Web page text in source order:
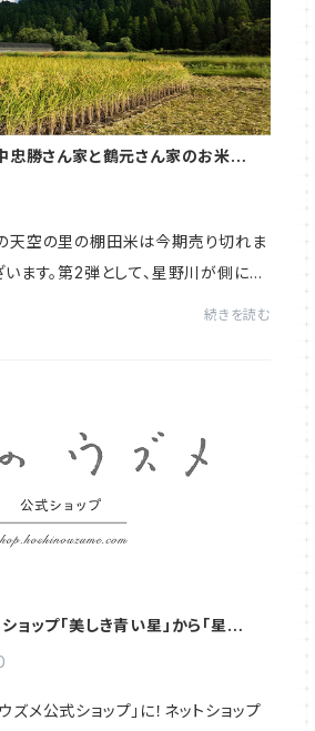
忠勝さん家と鶴元さん家のお米が登
天空の里の棚田米は今期売り切れま
います。第2弾として、星野川が側に流
続きを読む
ョップ「美しき青い星」から「星のウ
メ公式ショップ」に！ネットショップ